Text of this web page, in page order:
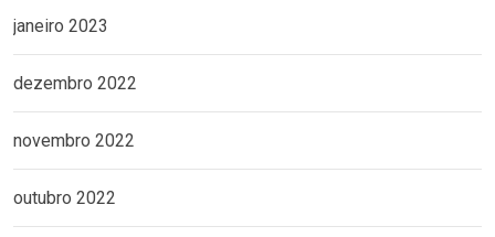
janeiro 2023
dezembro 2022
novembro 2022
outubro 2022